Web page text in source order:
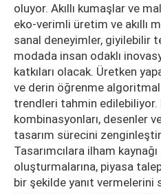
oluyor. Akıllı kumaşlar ve
eko-verimli üretim ve akıllı
sanal deneyimler, giyilebilir
modada insan odaklı
katkıları olacak. Üretken
ve derin öğrenme
trendleri tahmin edilebiliyor.
kombinasyonları, desenler
tasarım sürecini
Tasarımcılara ilham
oluşturmalarına, piyasa
bir şekilde yanıt vermelerini